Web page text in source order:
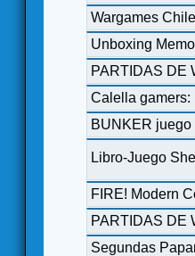
Wargames
Unboxing
PARTIDAS DE
Calella gamers:
BUNKER
Libro-Juego
FIRE! Modern
PARTIDAS DE
Segundas